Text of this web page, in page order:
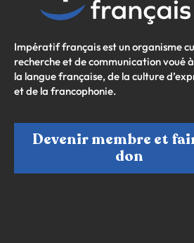
Impératif français est un organisme
recherche et de communication voué
la langue française, de la culture
et de la francophonie.
Devenir membre et
don